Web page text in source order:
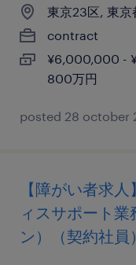
東京23区, 東京
contract
¥6,000,000 -
800万円
posted 28 october
【障がい者求
ィスサポート業
ン）（契約社員